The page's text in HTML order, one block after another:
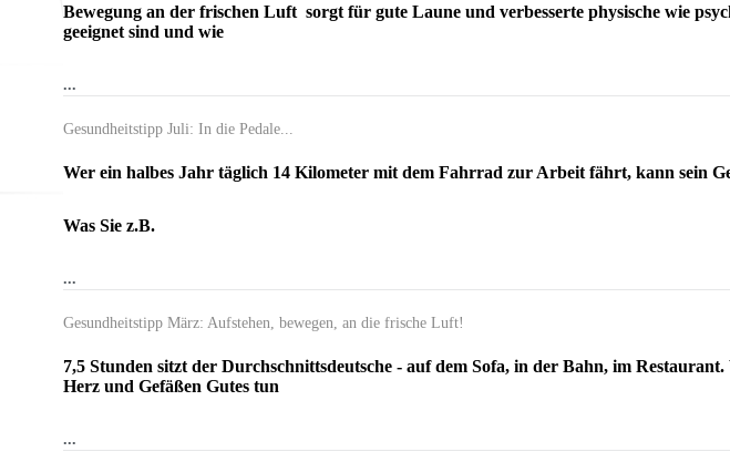
Bewegung an der frischen Luft sorgt für gute Laune und verbesserte physische wie
geeignet sind und wie
...
Gesundheitstipp Juli: In die Pedale...
Wer ein halbes Jahr täglich 14 Kilometer mit dem Fahrrad zur Arbeit fährt, kann sein
Was Sie z.B.
...
Gesundheitstipp März: Aufstehen, bewegen, an die frische Luft!
7,5 Stunden sitzt der Durchschnittsdeutsche - auf dem Sofa, in der Bahn, im
Herz und Gefäßen Gutes tun
...